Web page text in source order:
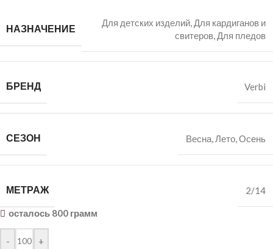
НАЗНАЧЕНИЕ Для детских изделий, Для кардиганов и
свитеров, Для пледов
БРЕНД Verbi
СЕЗОН Весна,Лето,Осень
МЕТРАЖ 2/14
осталось 800 грамм
- +